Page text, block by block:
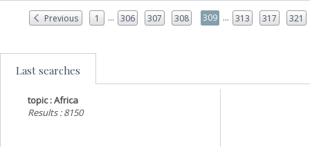
Previous 1 ... 306 307 308 309 ... 313 317 321
Last searches
topic : Africa
Results : 8150